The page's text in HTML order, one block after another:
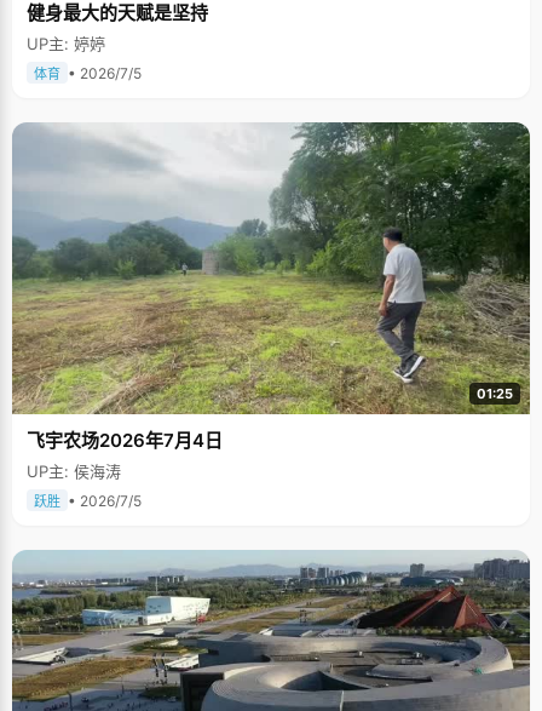
健身最大的天赋是坚持
UP主: 婷婷
体育 • 2026/7/5
01:25
飞宇农场2026年7月4日
UP主: 侯海涛
跃胜 • 2026/7/5